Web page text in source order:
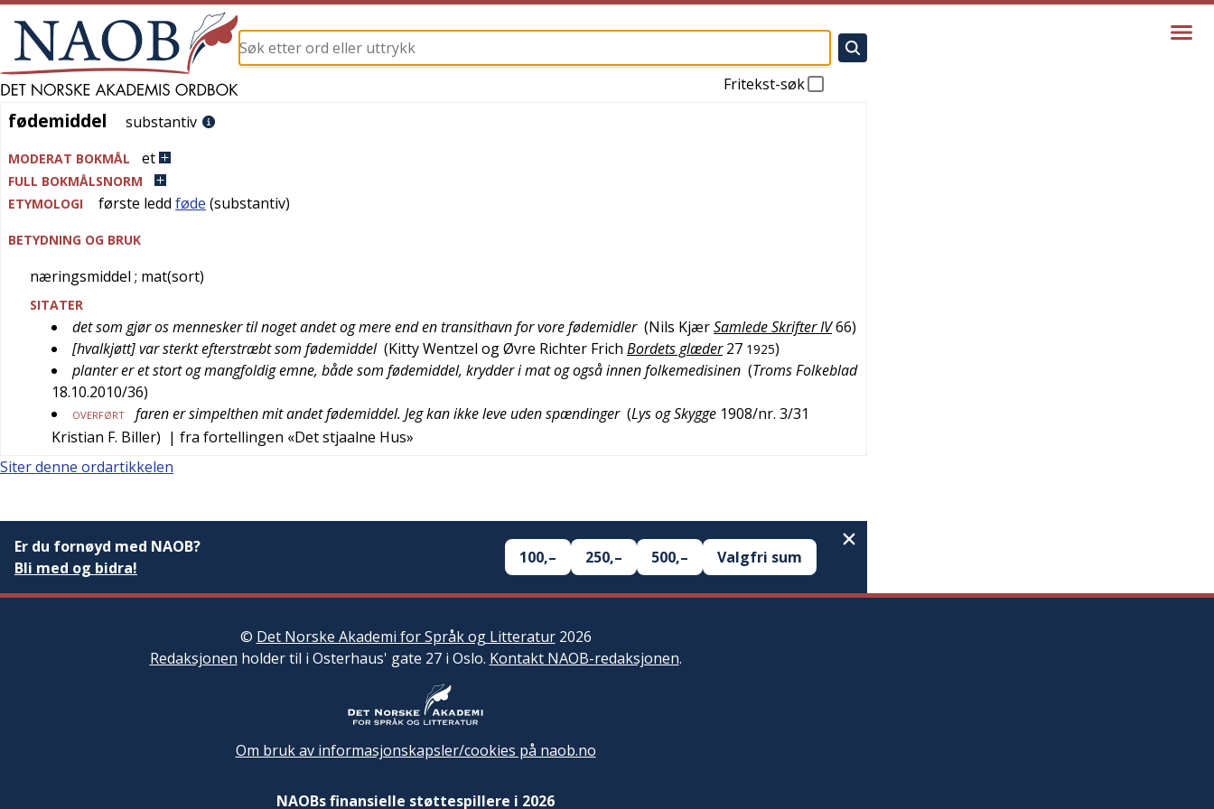
Fritekst-søk
fødemiddel
fødemiddel substantiv
MODERAT BOKMÅL et
FULL BOKMÅLSNORM
ETYMOLOGI
første ledd føde (substantiv)
BETYDNING OG BRUK
næringsmiddel ; mat(sort)
SITATER
det som gjør os mennesker til noget andet og mere end en transithavn for vore fødemidler (Nils KjærSamlede Skrifter IV66)
[hvalkjøtt] var sterkt efterstræbt som fødemiddel (Kitty Wentzel og Øvre Richter Frich Bordets glæder 27 1925)
planter er et stort og mangfoldig emne, både som fødemiddel, krydder i mat og også innen folkemedisinen (Troms Folkeblad
18.10.2010/36)
OVERFØRT faren er simpelthen mit andet fødemiddel. Jeg kan ikke leve uden spændinger (Lys og Skygge 1908/nr. 3/31
Kristian F. Biller) | fra fortellingen «Det stjaalne Hus»
Siter denne ordartikkelen
Er du fornøyd med NAOB?
Bli med og bidra!
100,– 250,– 500,– Valgfri sum
© Det Norske Akademi for Språk og Litteratur2026
Redaksjonen holder til i Osterhaus' gate 27 i Oslo. Kontakt NAOB-redaksjonen.
Om bruk av informasjonskapsler/cookies på naob.no
NAOBs finansielle støttespillere i 2026